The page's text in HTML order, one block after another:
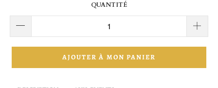
QUANTITÉ
AJOUTER À MON PANIER